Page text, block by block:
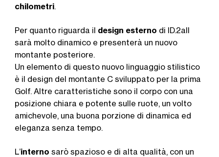
chilometri.
Per quanto riguarda il design esterno di ID.2all
sarà molto dinamico e presenterà un nuovo
montante posteriore.
Un elemento di questo nuovo linguaggio stilistico
è il design del montante C sviluppato per la prima
Golf. Altre caratteristiche sono il corpo con una
posizione chiara e potente sulle ruote, un volto
amichevole, una buona porzione di dinamica ed
eleganza senza tempo.
L’interno sarò spazioso e di alta qualità, con un